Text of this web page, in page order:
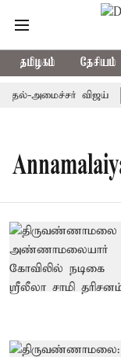
தமிழகம் தேசியம்
அமைச்சர் விஜய்